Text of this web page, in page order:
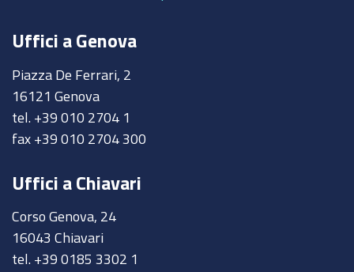
Uffici a Genova
Piazza De Ferrari, 2
16121 Genova
tel. +39 010 2704 1
fax +39 010 2704 300
Uffici a Chiavari
Corso Genova, 24
16043 Chiavari
tel. +39 0185 3302 1